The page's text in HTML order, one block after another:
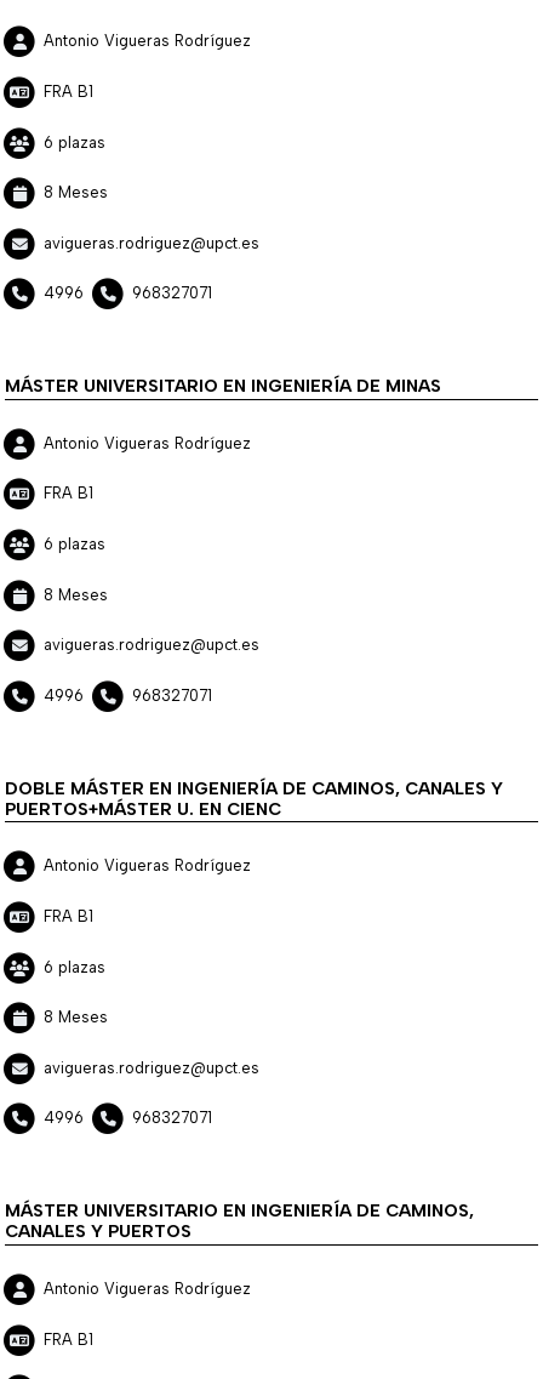
Antonio Vigueras Rodríguez
FRA B1
6 plazas
8 Meses
avigueras.rodriguez@upct.es
4996 968327071
MÁSTER UNIVERSITARIO EN INGENIERÍA DE MINAS
Antonio Vigueras Rodríguez
FRA B1
6 plazas
8 Meses
avigueras.rodriguez@upct.es
4996 968327071
DOBLE MÁSTER EN INGENIERÍA DE CAMINOS, CANALES Y
PUERTOS+MÁSTER U. EN CIENC
Antonio Vigueras Rodríguez
FRA B1
6 plazas
8 Meses
avigueras.rodriguez@upct.es
4996 968327071
MÁSTER UNIVERSITARIO EN INGENIERÍA DE CAMINOS,
CANALES Y PUERTOS
Antonio Vigueras Rodríguez
FRA B1